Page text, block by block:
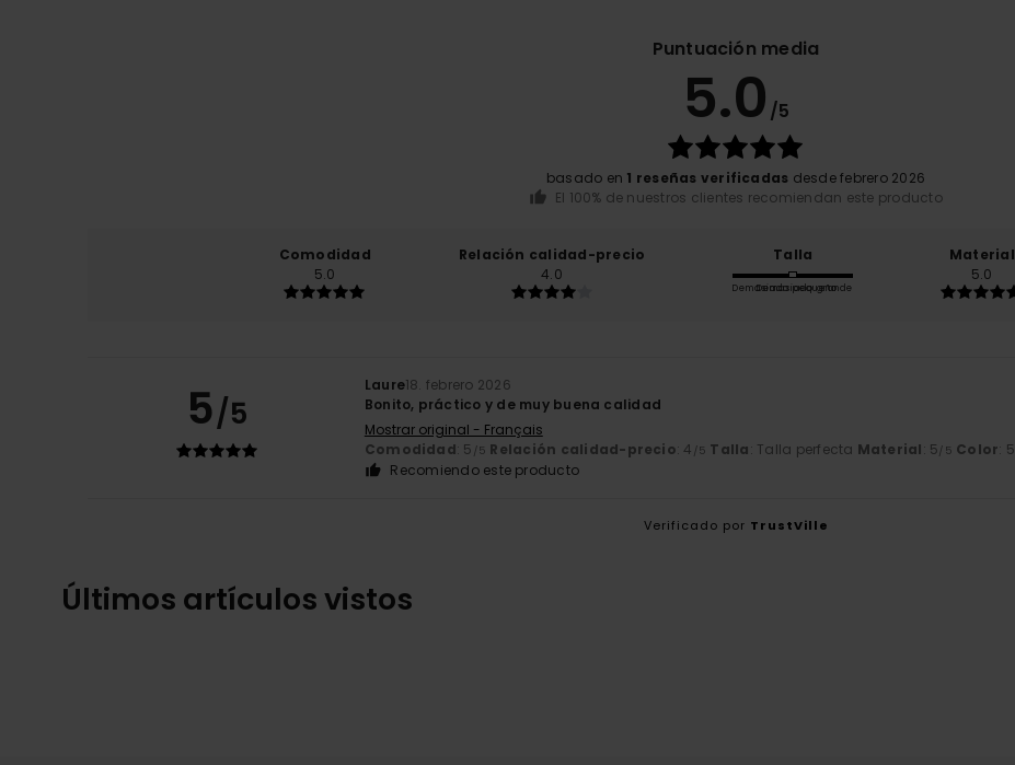
Puntuación media
5.0 /5
basado en 1 reseñas verificadas desde febrero 2026
El 100% de nuestros clientes recomiendan este producto
Comodidad
5.0
Relación calidad-precio
4.0
Talla
Demasiado pequeño
Demasiado grande
Material
5.0
5/5
Laure18. febrero 2026
Bonito, práctico y de muy buena calidad
Mostrar original - Français
Comodidad: 5 /5 Relación calidad-precio: 4 /5 Talla: Talla perfecta Material: 5/5 Color: 5
Recomiendo este producto
Verificado por TrustVille
Últimos artículos vistos